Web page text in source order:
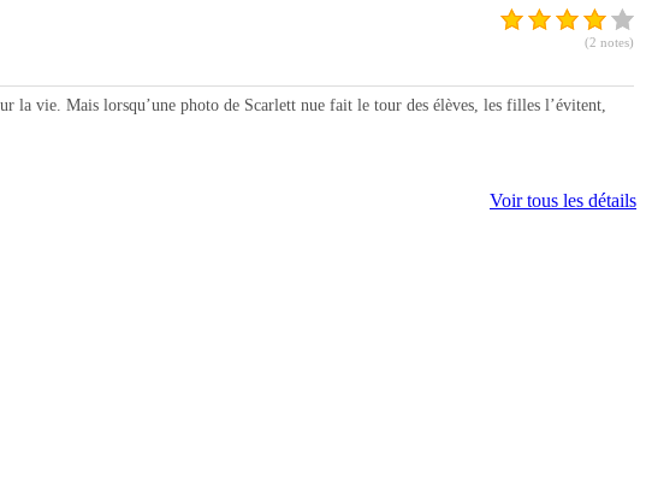
(2 notes)
vie. Mais lorsqu’une photo de Scarlett nue fait le tour des élèves, les filles l’évitent,
Voir tous les détails